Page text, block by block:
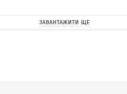
ЗАВАНТАЖИТИ ЩЕ